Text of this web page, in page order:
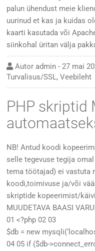
palun ühendust meie
uurinud et kas ja kuidas
kaarti kasutada või
siinkohal üritan välja
Autor admin -27 mai
Turvalisus/SSL,Veebileht
PHP skriptid
NB! Antud koodi
selle tegevuse tegija
tema töötajad) ei vastuta
koodi,toimivuse ja/või
skriptide kopeerimist/
MUUDETAVA BAASI
01 <?php 02 03
$db = new
04 05 if ($db-